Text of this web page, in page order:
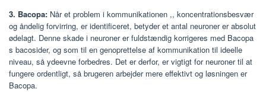
3. Bacopa: Når et problem i kommunikationen ,, koncentrationsbesvær
og åndelig forvirring, er identificeret, betyder et antal neuroner er absolut
ødelagt. Denne skade i neuroner er fuldstændig korrigeres med Bacopa
s bacosider, og som til en genoprettelse af kommunikation til ideelle
niveau, så ydeevne forbedres. Det er derfor, er vigtigt for neuroner til at
fungere ordentligt, så brugeren arbejder mere effektivt og løsningen er
Bacopa.